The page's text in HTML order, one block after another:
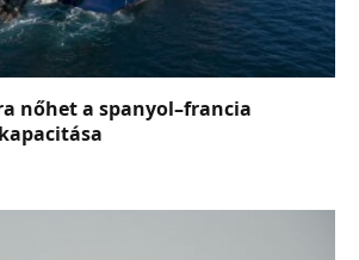
nőhet a spanyol–francia